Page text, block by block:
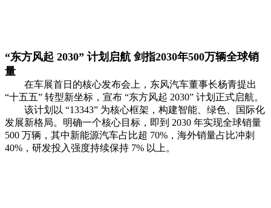
“东方风起 2030” 计划启航 剑指2030年500万辆全球销
量
在车展首日的核心发布会上，东风汽车董事长杨青提出
“十五五” 转型新坐标，宣布 “东方风起 2030” 计划正式启航。
该计划以 “13343” 为核心框架，构建智能、绿色、国际化
发展新格局。明确一个核心目标，即到 2030 年实现全球销量
500 万辆，其中新能源汽车占比超 70%，海外销量占比冲刺
40%，研发投入强度持续保持 7% 以上。